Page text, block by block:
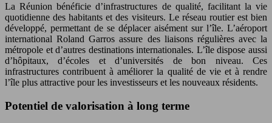
La Réunion bénéficie d’infrastructures de qualité, facilitant la vie
quotidienne des habitants et des visiteurs. Le réseau routier est bien
développé, permettant de se déplacer aisément sur l’île. L’aéroport
international Roland Garros assure des liaisons régulières avec la
métropole et d’autres destinations internationales. L’île dispose aussi
d’hôpitaux, d’écoles et d’universités de bon niveau. Ces
infrastructures contribuent à améliorer la qualité de vie et à rendre
l’île plus attractive pour les investisseurs et les nouveaux résidents.
Potentiel de valorisation à long terme